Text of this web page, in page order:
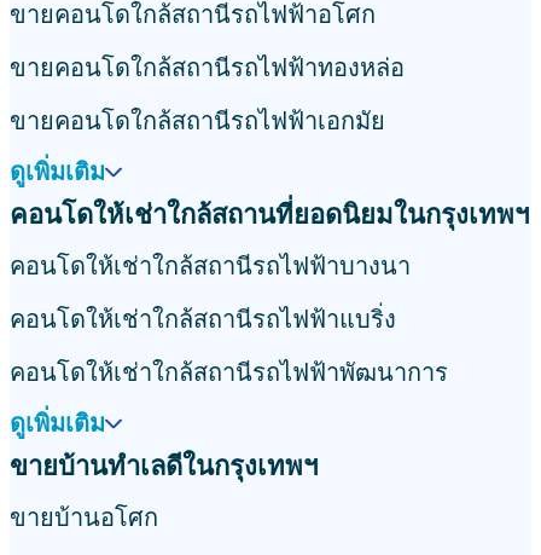
ขายคอนโดใกล้สถานีรถไฟฟ้าอโศก
ขายคอนโดใกล้สถานีรถไฟฟ้าทองหล่อ
ขายคอนโดใกล้สถานีรถไฟฟ้าเอกมัย
ดูเพิ่มเติม
คอนโดให้เช่าใกล้สถานที่ยอดนิยมในกรุงเทพฯ
คอนโดให้เช่าใกล้สถานีรถไฟฟ้าบางนา
คอนโดให้เช่าใกล้สถานีรถไฟฟ้าแบริ่ง
คอนโดให้เช่าใกล้สถานีรถไฟฟ้าพัฒนาการ
ดูเพิ่มเติม
ขายบ้านทำเลดีในกรุงเทพฯ
ขายบ้านอโศก